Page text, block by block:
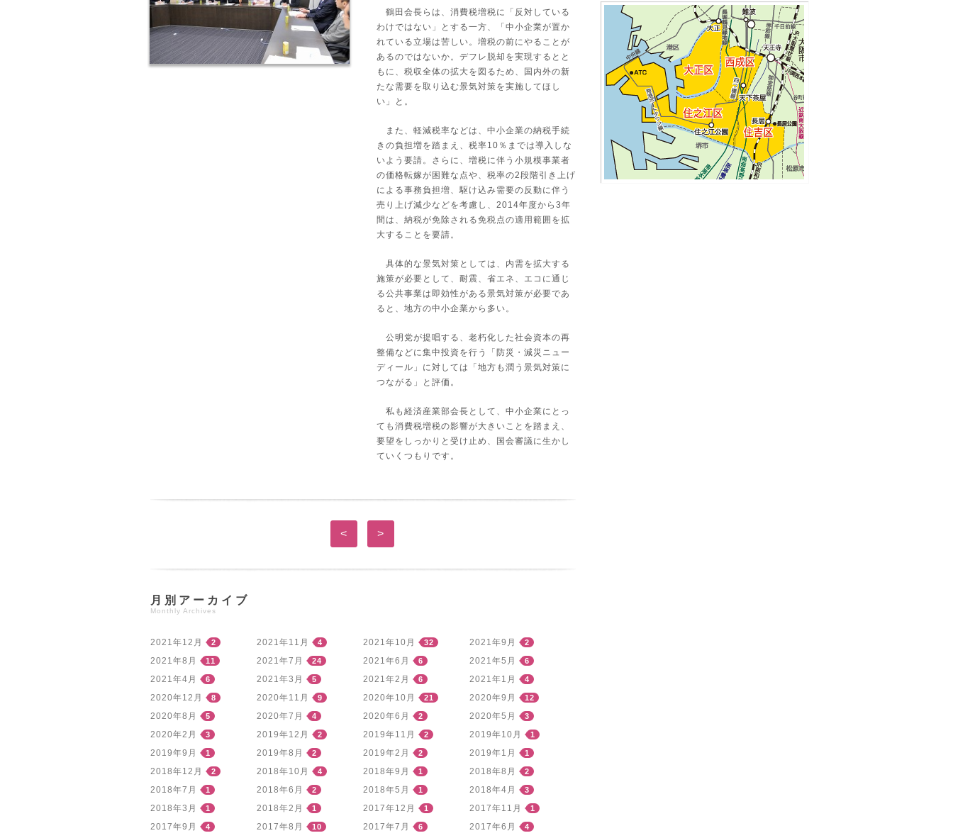
鶴田会長らは、消費税増税に「反対している
わけではない」とする一方、「中小企業が置か
れている立場は苦しい。増税の前にやることが
あるのではないか。デフレ脱却を実現するとと
もに、税収全体の拡大を図るため、国内外の新
たな需要を取り込む景気対策を実施してほし
い」と。
また、軽減税率などは、中小企業の納税手続
きの負担増を踏まえ、税率10％までは導入しな
いよう要請。さらに、増税に伴う小規模事業者
の価格転嫁が困難な点や、税率の2段階引き上げ
による事務負担増、駆け込み需要の反動に伴う
売り上げ減少などを考慮し、2014年度から3年
間は、納税が免除される免税点の適用範囲を拡
大することを要請。
具体的な景気対策としては、内需を拡大する
施策が必要として、耐震、省エネ、エコに通じ
る公共事業は即効性がある景気対策が必要であ
ると、地方の中小企業から多い。
公明党が提唱する、老朽化した社会資本の再
整備などに集中投資を行う「防災・減災ニュー
ディール」に対しては「地方も潤う景気対策に
つながる」と評価。
私も経済産業部会長として、中小企業にとっ
ても消費税増税の影響が大きいことを踏まえ、
要望をしっかりと受け止め、国会審議に生かし
ていくつもりです。
< >
月別アーカイブ
Monthly Archives
2021年12月 2 2021年11月 4 2021年10月 32 2021年9月 2
2021年8月 11 2021年7月 24 2021年6月 6 2021年5月 6
2021年4月 6 2021年3月 5 2021年2月 6 2021年1月 4
2020年12月 8 2020年11月 9 2020年10月 21 2020年9月 12
2020年8月 5 2020年7月 4 2020年6月 2 2020年5月 3
2020年2月 3 2019年12月 2 2019年11月 2 2019年10月 1
2019年9月 1 2019年8月 2 2019年2月 2 2019年1月 1
2018年12月 2 2018年10月 4 2018年9月 1 2018年8月 2
2018年7月 1 2018年6月 2 2018年5月 1 2018年4月 3
2018年3月 1 2018年2月 1 2017年12月 1 2017年11月 1
2017年9月 4 2017年8月 10 2017年7月 6 2017年6月 4